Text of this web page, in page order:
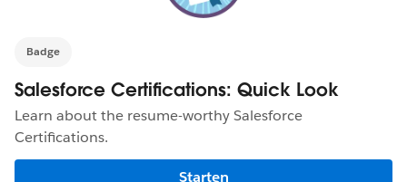
Badge
Salesforce Certifications: Quick Look
Learn about the resume-worthy Salesforce
Certifications.
Starten